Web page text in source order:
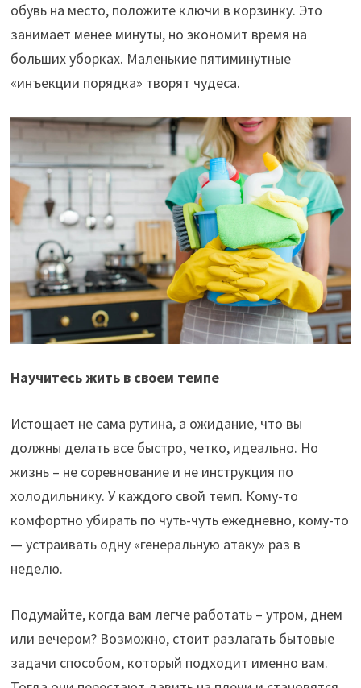
обувь на место, положите ключи в корзинку. Это
занимает менее минуты, но экономит время на
больших уборках. Маленькие пятиминутные
«инъекции порядка» творят чудеса.
Научитесь жить в своем темпе
Истощает не сама рутина, а ожидание, что вы
должны делать все быстро, четко, идеально. Но
жизнь – не соревнование и не инструкция по
холодильнику. У каждого свой темп. Кому-то
комфортно убирать по чуть-чуть ежедневно, кому-то
— устраивать одну «генеральную атаку» раз в
неделю.
Подумайте, когда вам легче работать – утром, днем ​​
или вечером? Возможно, стоит разлагать бытовые
задачи способом, который подходит именно вам.